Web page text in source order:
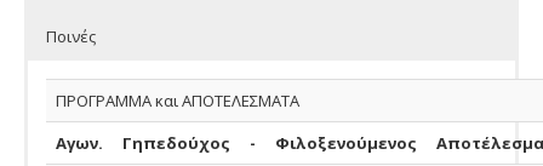
Ποινές
ΠΡΟΓΡΑΜΜΑ και ΑΠΟΤΕΛΕΣΜΑΤΑ
Αγων.
Γηπεδούχος - Φιλοξενούμενος Αποτέλεσμα